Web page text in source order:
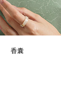
香囊